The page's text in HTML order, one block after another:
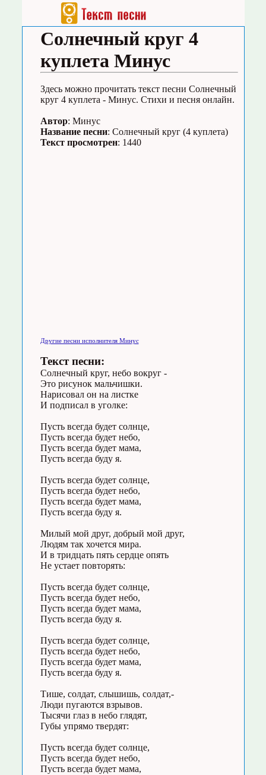
Солнечный круг 4
куплета Минус
Здесь можно прочитать текст песни Солнечный
круг 4 куплета - Минус. Стихи и песня онлайн.
Автор: Минус
Название песни: Солнечный круг (4 куплета)
Текст просмотрен: 1440
Другие песни исполнителя Минус
Текст песни:
Солнечный круг, небо вокруг -
Это рисунок мальчишки.
Нарисовал он на листке
И подписал в уголке:
Пусть всегда будет солнце,
Пусть всегда будет небо,
Пусть всегда будет мама,
Пусть всегда буду я.
Пусть всегда будет солнце,
Пусть всегда будет небо,
Пусть всегда будет мама,
Пусть всегда буду я.
Милый мой друг, добрый мой друг,
Людям так хочется мира.
И в тридцать пять сердце опять
Не устает повторять:
Пусть всегда будет солнце,
Пусть всегда будет небо,
Пусть всегда будет мама,
Пусть всегда буду я.
Пусть всегда будет солнце,
Пусть всегда будет небо,
Пусть всегда будет мама,
Пусть всегда буду я.
Тише, солдат, слышишь, солдат,-
Люди пугаются взрывов.
Тысячи глаз в небо глядят,
Губы упрямо твердят:
Пусть всегда будет солнце,
Пусть всегда будет небо,
Пусть всегда будет мама,